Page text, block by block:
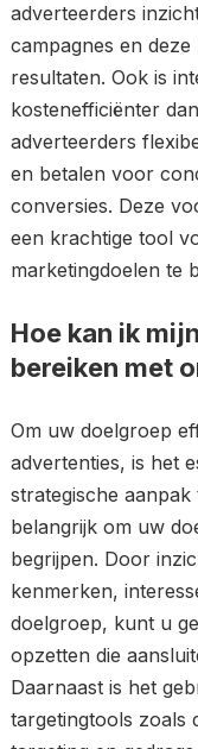
adverteerders
campagnes en
resultaten. Ook is
kostenefficiënter
adverteerders
en betalen voor
conversies. Deze
een krachtige tool
marketingdoelen te
Hoe kan ik
bereiken met
Om uw doelgroep
advertenties, is het
strategische
belangrijk om uw
begrijpen. Door
kenmerken,
doelgroep, kunt u
opzetten die
Daarnaast is het
targetingtools zoals